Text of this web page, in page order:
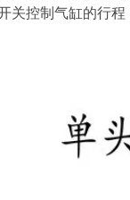
关控制气缸的行